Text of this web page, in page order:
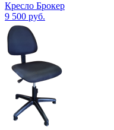
Кресло Брокер
9 500 руб.